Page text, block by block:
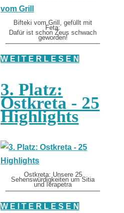
Bifteki vom Grill, gefüllt mit
Feta:
Dafür ist schon Zeus schwach
geworden!
W E I T E R L E S E N
3. Platz:
Ostkreta - 25
Highlights
Ostkreta: Unsere 25
Sehenswürdigkeiten um Sitia
und Ierapetra
W E I T E R L E S E N